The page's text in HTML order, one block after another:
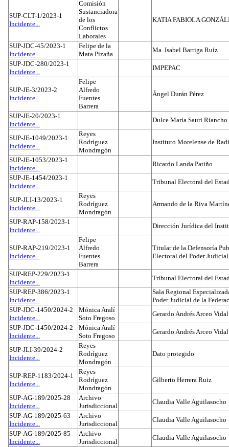
SUP-CLT-1/2023-1
Incidente...
Comisión
Sustanciadora
de los
Conflictos
Laborales
KATIA FABIOLA
SUP-JDC-45/2023-1
Incidente...
Felipe de la
Mata Pizaña
Ma. Isabel Barriga Ruíz
SUP-JDC-280/2023-1
Incidente...
IMPEPAC
SUP-JE-3/2023-2
Incidente...
Felipe
Alfredo
Fuentes
Barrera
Ángel Durán Pérez
SUP-JE-20/2023-1
Incidente...
Dulce María Sauri
SUP-JE-1049/2023-1
Incidente...
Reyes
Rodríguez
Mondragón
Instituto Morelense de
SUP-JE-1053/2023-1
Incidente...
Ricardo Landa Patiño
SUP-JE-1454/2023-1
Incidente...
Tribunal Electoral del
SUP-JLI-13/2023-1
Incidente...
Reyes
Rodríguez
Mondragón
Armando de la Riva
SUP-RAP-158/2023-1
Incidente...
Dirección Jurídica del
SUP-RAP-219/2023-1
Incidente...
Felipe
Alfredo
Fuentes
Barrera
Titular de la Defensoría
Electoral del Poder
SUP-REP-229/2023-1
Incidente...
Tribunal Electoral del
SUP-REP-386/2023-1
Incidente...
Sala Regional
Poder Judicial de la
SUP-JDC-1450/2024-2
Incidente...
Mónica Aralí
Soto Fregoso
Gerardo Andrés Arceo Vidal
SUP-JDC-1450/2024-2
Incidente...
Mónica Aralí
Soto Fregoso
Gerardo Andrés Arceo Vidal
SUP-JLI-39/2024-2
Incidente...
Reyes
Rodríguez
Mondragón
Dato protegido
SUP-REP-1183/2024-1
Incidente...
Reyes
Rodríguez
Mondragón
Gilberto Herrera Ruiz
SUP-AG-189/2025-28
Incidente...
Archivo
Jurisdiccional
Claudia Valle Aguilasocho
SUP-AG-189/2025-63
Incidente...
Archivo
Jurisdiccional
Claudia Valle Aguilasocho
SUP-AG-189/2025-85
Incidente...
Archivo
Jurisdiccional
Claudia Valle Aguilasocho